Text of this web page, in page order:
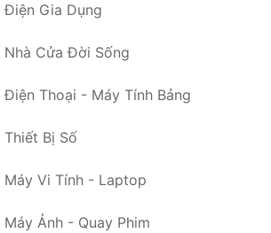
Điện Gia Dụng
Nhà Cửa Đời Sống
Điện Thoại - Máy Tính Bảng
Thiết Bị Số
Máy Vi Tính - Laptop
Máy Ảnh - Quay Phim